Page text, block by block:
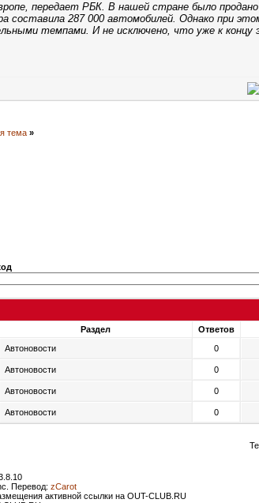
передает РБК. В нашей стране было
составила 287 000 автомобилей. Однако при
темпами. И не исключено, что уже к концу
тема »
Раздел Ответов
Автоновости 0
Автоновости 0
Автоновости 0
Автоновости 0
Перевод: zCarot
активной ссылки на OUT-CLUB.RU